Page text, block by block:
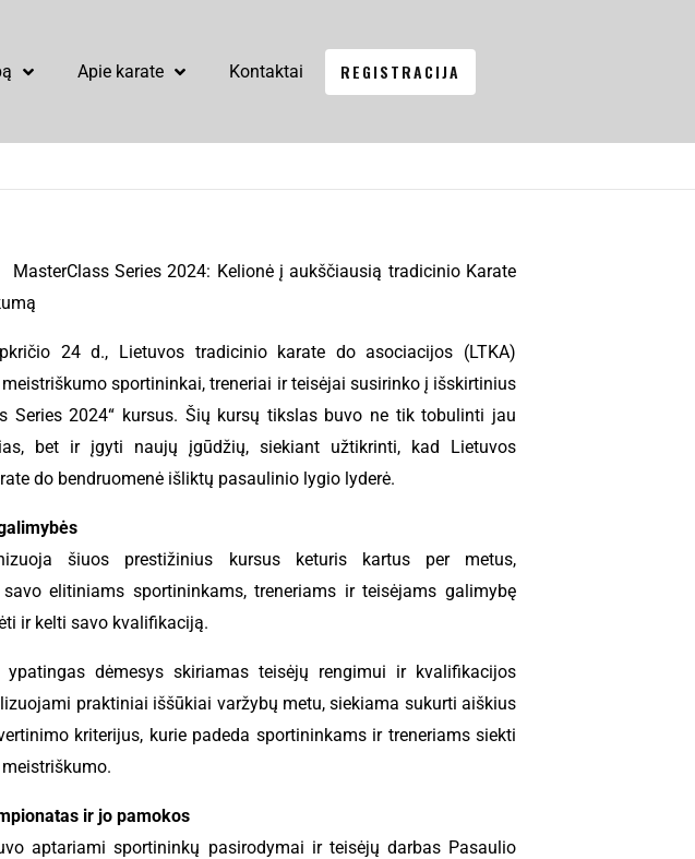
Apie karate Kontaktai REGISTRACIJA
MasterClass Series 2024: Kelionė į aukščiausią tradicinio Karate
24 d., Lietuvos tradicinio karate do asociacijos (LTKA)
sportininkai, treneriai ir teisėjai susirinko į išskirtinius
Series 2024“ kursus. Šių kursų tikslas buvo ne tik tobulinti jau
bet ir įgyti naujų įgūdžių, siekiant užtikrinti, kad Lietuvos
do bendruomenė išliktų pasaulinio lygio lyderė.
šiuos prestižinius kursus keturis kartus per metus,
elitiniams sportininkams, treneriams ir teisėjams galimybę
ir kelti savo kvalifikaciją.
ypatingas dėmesys skiriamas teisėjų rengimui ir kvalifikacijos
praktiniai iššūkiai varžybų metu, siekiama sukurti aiškius
kriterijus, kurie padeda sportininkams ir treneriams siekti
ir jo pamokos
aptariami sportininkų pasirodymai ir teisėjų darbas Pasaulio